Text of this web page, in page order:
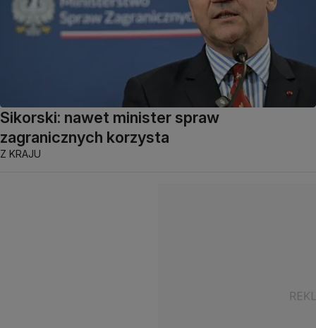
Sikorski: nawet minister spraw
zagranicznych korzysta
Z KRAJU